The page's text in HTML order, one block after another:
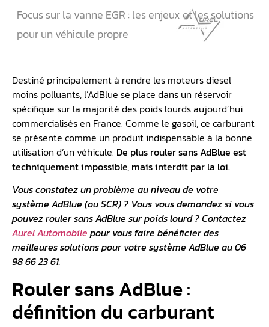
Focus sur la vanne EGR : les enjeux et les solutions
pour un véhicule propre
Destiné principalement à rendre les moteurs diesel
moins polluants, l’AdBlue se place dans un réservoir
spécifique sur la majorité des poids lourds aujourd’hui
commercialisés en France. Comme le gasoil, ce carburant
se présente comme un produit indispensable à la bonne
utilisation d’un véhicule. De plus rouler sans AdBlue est
techniquement impossible, mais interdit par la loi.
Vous constatez un problème au niveau de votre
système AdBlue (ouSCR) ? Vous vous demandez si vous
pouvez rouler sans AdBlue sur poids lourd ? Contactez
Aurel Automobile pour vous faire bénéficier des
meilleures solutions pour votre système AdBlue au 06
98 66 23 61.
Rouler sans AdBlue :
définition du carburant